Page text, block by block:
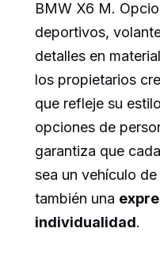
BMW X6 M.
deportivos,
detalles en
los propietarios
que refleje su
opciones de
garantiza que
sea un vehículo
también una
individualidad.